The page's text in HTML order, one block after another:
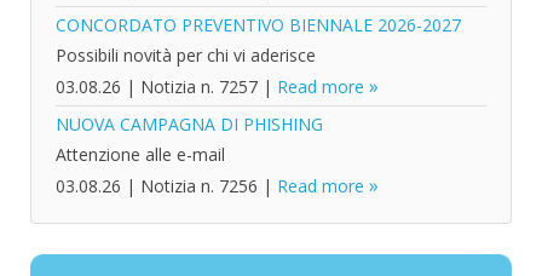
CONCORDATO PREVENTIVO BIENNALE 2026-2027
Possibili novità per chi vi aderisce
03.08.26 | Notizia n. 7257 | Read more
NUOVA CAMPAGNA DI PHISHING
Attenzione alle e-mail
03.08.26 | Notizia n. 7256 | Read more